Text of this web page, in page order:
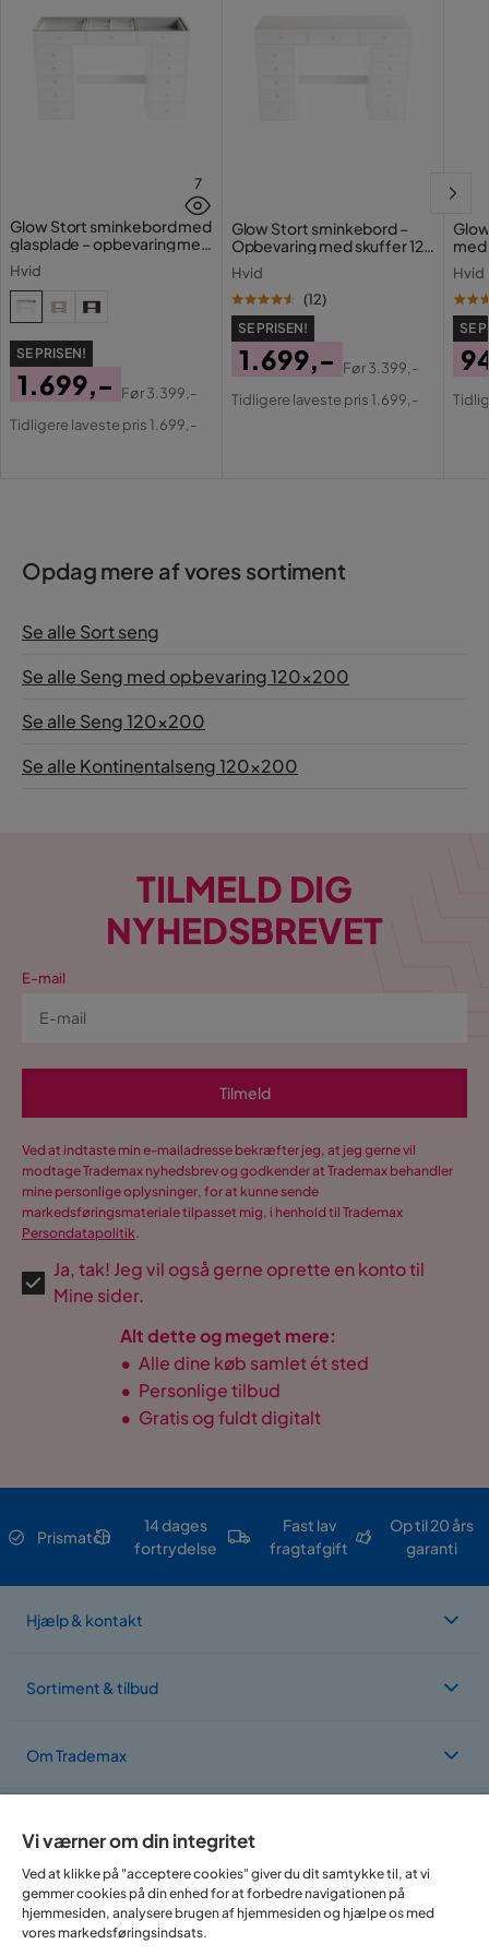
Farvenavn
Farve
Sengegavl Med hovedgærde
Serie
Navn på stoffet Chicago 6
7
Glow Stort sminkebord med
glasplade – opbevaring med
skuffer og rum 120 cm
Hvid
SE PRISEN!
Pris
1.699,-
Original
Før3.399,-
Tidligere laveste pris 1.699,-
Glow Stort sminkebord –
Opbevaring med skuffer 120
cm
Hvid
(12)
SE PRISEN!
Pris
1.699,-
Original
Før3.399,-
Tidligere laveste pris 1.699,-
med
Hvid
SE
Opdag mere af vores sortiment
Se alle Sort seng
Se alle Seng med opbevaring 120x200
Se alle Seng 120x200
Se alle Kontinentalseng 120x200
TILMELD DIG
NYHEDSBREVET
E-mail
Tilmeld
Ved at indtaste min e-mailadresse bekræfter jeg, at jeg gerne vil
modtage Trademax nyhedsbrev og godkender at Trademax behandler
mine personlige oplysninger, for at kunne sende
markedsføringsmateriale tilpasset mig, i henhold til Trademax
Persondatapolitik.
Ja, tak! Jeg vil også gerne oprette en konto til
Mine sider.
Alt dette og meget mere:
• Alle dine køb samlet ét sted
• Personlige tilbud
• Gratis og fuldt digitalt
Prismatch
14 dages
fortrydelse
Fast lav
fragtafgift
Op til 20 års
garanti
Hjælp & kontakt
Sortiment & tilbud
Om Trademax
Vi findes i flere forskellige lande
Vi værner om din integritet
Ved at klikke på "acceptere cookies" giver du dit samtykke til, at vi
gemmer cookies på din enhed for at forbedre navigationen på
hjemmesiden, analysere brugen af hjemmesiden og hjælpe os med
vores markedsføringsindsats.